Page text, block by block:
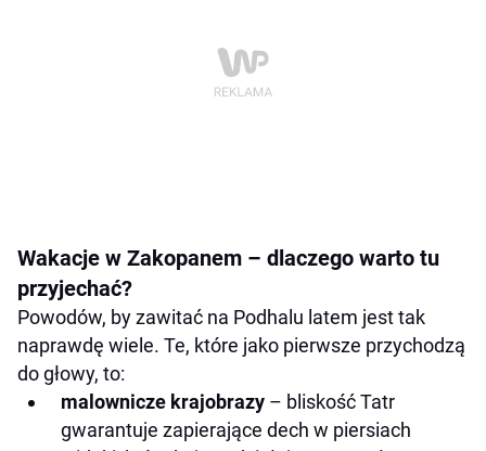
Wakacje w Zakopanem – dlaczego warto tu
przyjechać?
Powodów, by zawitać na Podhalu latem jest tak
naprawdę wiele. Te, które jako pierwsze przychodzą
do głowy, to:
malownicze krajobrazy – bliskość Tatr
gwarantuje zapierające dech w piersiach